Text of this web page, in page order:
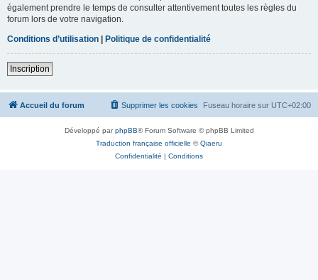
également prendre le temps de consulter attentivement toutes les règles du
forum lors de votre navigation.
Conditions d’utilisation | Politique de confidentialité
Inscription
Accueil du forum Fuseau horaire sur UTC+02:00
Supprimer les cookies
Développé parphpBB® Forum Software © phpBB Limited
Traduction française officielle ©Qiaeru
Confidentialité | Conditions